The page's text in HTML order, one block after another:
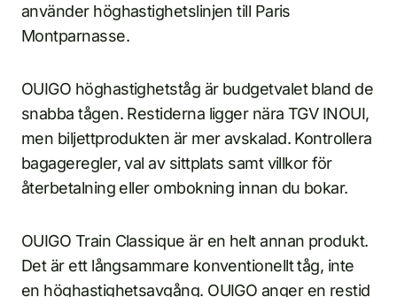
använder höghastighetslinjen till Paris
Montparnasse.
OUIGO höghastighetståg är budgetvalet bland de
snabba tågen. Restiderna ligger nära TGV INOUI,
men biljettprodukten är mer avskalad. Kontrollera
bagageregler, val av sittplats samt villkor för
återbetalning eller ombokning innan du bokar.
OUIGO Train Classique är en helt annan produkt.
Det är ett långsammare konventionellt tåg, inte
en höghastighetsavgång. OUIGO anger en restid